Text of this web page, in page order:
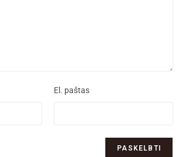
El. paštas